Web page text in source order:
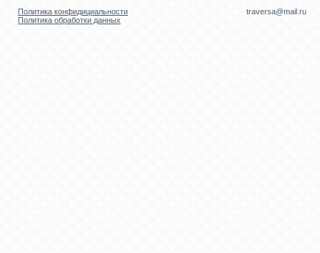
Политика конфидициальности
Политика обработки данных
traversa@mail.ru